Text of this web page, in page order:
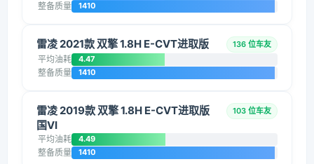
整备质量 1410
雷凌 2021款 双擎 1.8H E-CVT进取版 136 位车友
平均油耗 4.47
整备质量 1410
雷凌 2019款 双擎 1.8H E-CVT进取版
国VI
103 位车友
平均油耗 4.49
整备质量 1410